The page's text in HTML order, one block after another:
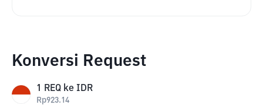
Konversi Request
1 REQ ke IDR
Rp923.14